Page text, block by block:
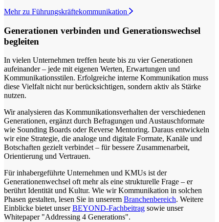
Mehr zu Führungskräftekommunikation
Generationen verbinden und Generationswechsel
begleiten
In vielen Unternehmen treffen heute bis zu vier Generationen
aufeinander – jede mit eigenen Werten, Erwartungen und
Kommunikationsstilen. Erfolgreiche interne Kommunikation muss
diese Vielfalt nicht nur berücksichtigen, sondern aktiv als Stärke
nutzen.
Wir analysieren das Kommunikationsverhalten der verschiedenen
Generationen, ergänzt durch Befragungen und Austauschformate
wie Sounding Boards oder Reverse Mentoring. Daraus entwickeln
wir eine Strategie, die analoge und digitale Formate, Kanäle und
Botschaften gezielt verbindet – für bessere Zusammenarbeit,
Orientierung und Vertrauen.
Für inhabergeführte Unternehmen und KMUs ist der
Generationenwechsel oft mehr als eine strukturelle Frage – er
berührt Identität und Kultur. Wie wir Kommunikation in solchen
Phasen gestalten, lesen Sie in unserem Branchenbereich. Weitere
Einblicke bietet unserBEYOND-Fachbeitrag sowie unser
Whitepaper "Addressing 4 Generations".